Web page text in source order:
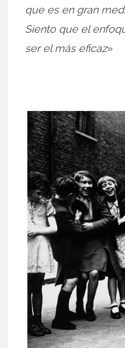
que es en gran
Siento que el
ser el más eficaz»